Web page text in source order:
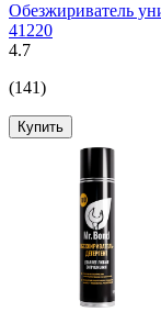
Обезжириватель
41220
4.7
(141)
Купить